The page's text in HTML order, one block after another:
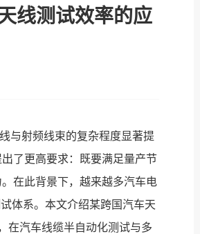
线测试效率的应
与射频线束的复杂程度显著提
了更高要求：既要满足量产节
在此背景下，越来越多汽车电
体系。本文介绍某跨国汽车天
在汽车线缆半自动化测试与多